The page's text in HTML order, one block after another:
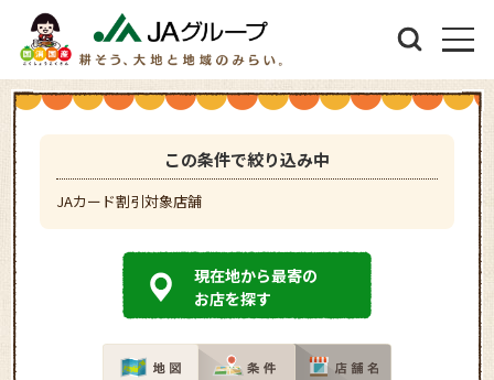
この条件で絞り込み中
JAカード割引対象店舗
現在地から最寄の
お店を探す